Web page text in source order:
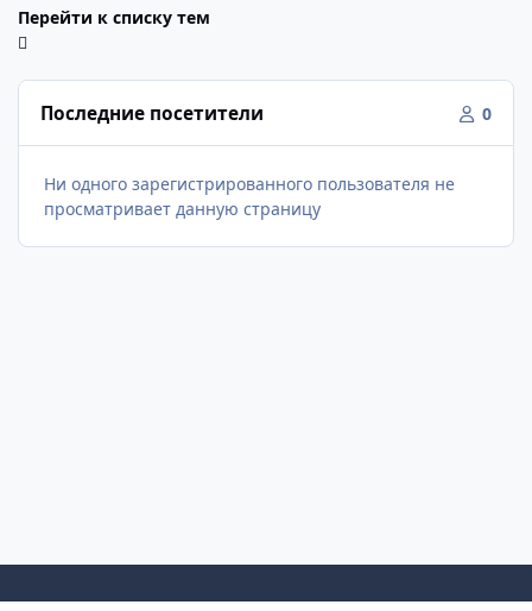
Перейти к списку тем
Последние посетители 0
Ни одного зарегистрированного пользователя не
просматривает данную страницу